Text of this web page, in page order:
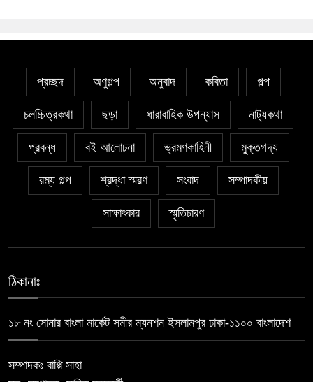
প্রচ্ছদ অণুগল্প অনুবাদ কবিতা গল্প
চলচ্চিত্রকথা ছড়া ধারাবাহিক উপন্যাস নাট্যকথা
প্রবন্ধ বই আলোচনা ভ্রমণকাহিনী মুক্তগদ্য
রম্য গল্প শ্রদ্ধা স্মরণ সংবাদ সম্পাদকীয়
সাক্ষাৎকার স্মৃতিচারণ
ঠিকানাঃ
১৮ নং সোনার বাংলা মার্কেট সমীর ম্যনশন ইসলামপুর ঢাকা-১১০০ বাংলাদেশ
সম্পাদকঃ বাপ্পি সাহা